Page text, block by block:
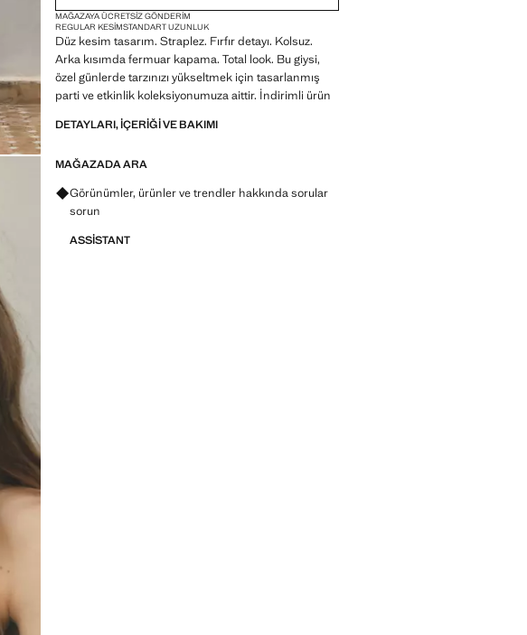
MAĞAZAYA ÜCRETSIZ GÖNDERIM
REGULAR KESIMSTANDART UZUNLUK
Düz kesim tasarım. Straplez. Fırfır detayı. Kolsuz.
Arka kısımda fermuar kapama. Total look. Bu giysi,
özel günlerde tarzınızı yükseltmek için tasarlanmış
parti ve etkinlik koleksiyonumuza aittir. İndirimli ürün
DETAYLARI, IÇERIĞI VE BAKIMI
MAĞAZADA ARA
Görünümler, ürünler ve trendler hakkında sorular
sorun
ASSISTANT